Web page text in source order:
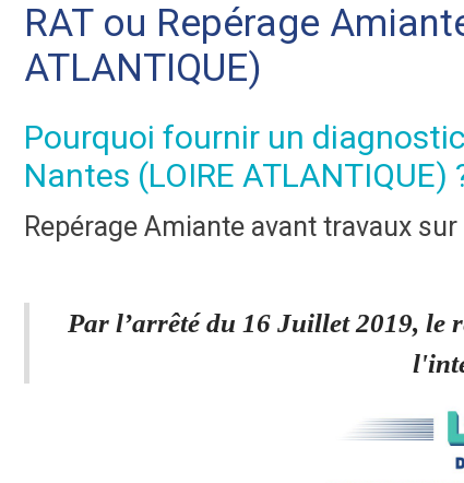
RAT ou Repérage
ATLANTIQUE)
Pourquoi fournir un
Nantes (LOIRE ATLANTIQUE)
Repérage Amiante avant travaux
Par l’arrêté du 16 Juillet 2019, le